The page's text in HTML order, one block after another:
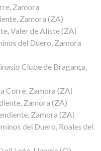
Zamora
Zamora (ZA)
Valer de Aliste (ZA)
del Duero, Zamora
Clube de Bragança,
Corre, Zamora (ZA)
Zamora (ZA)
Zamora (ZA)
del Duero, Roales del